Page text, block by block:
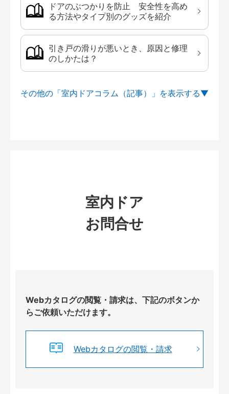
ドアのぶつかりを防止 安全性を高め
る方法やタイプ別のグッズを紹介
引き戸の滑りが悪いとき、原因と修理
のしかたは？
その他の「室内ドアコラム（記事）」を
室内ドア
お問合せ
Webカタログの閲覧・請求は、下記のボタンか
らご依頼いただけます。
Webカタログの閲覧・請求